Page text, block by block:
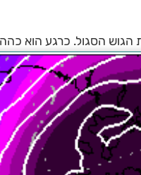
הסגול. כרגע הוא